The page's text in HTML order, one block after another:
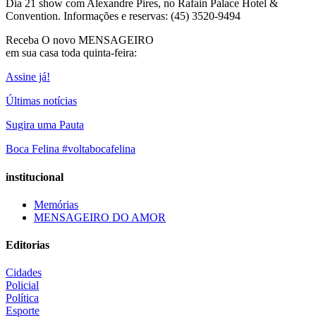
Dia 21 show com Alexandre Pires, no Rafain Palace Hotel &
Convention. Informações e reservas: (45) 3520-9494
Receba O novo MENSAGEIRO
em sua casa toda quinta-feira:
Assine já!
Últimas notícias
Sugira uma Pauta
Boca Felina #voltabocafelina
institucional
Memórias
MENSAGEIRO DO AMOR
Editorias
Cidades
Policial
Política
Esporte